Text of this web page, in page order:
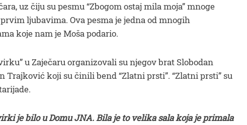
uz čiju su pesmu “Zbogom ostaj mila moja” mnoge
ljubavima. Ova pesma je jedna od mnogih
koje nam je Moša podario.
u Zaječaru organizovali su njegov brat Slobodan
Trajković koji su činili bend “Zlatni prsti”. “Zlatni prsti” su
je bilo u Domu JNA. Bila je to velika sala koja je primala